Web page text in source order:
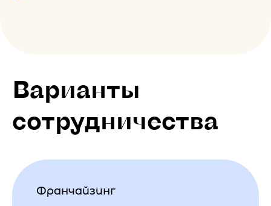
Варианты
сотрудничества
Франчайзинг